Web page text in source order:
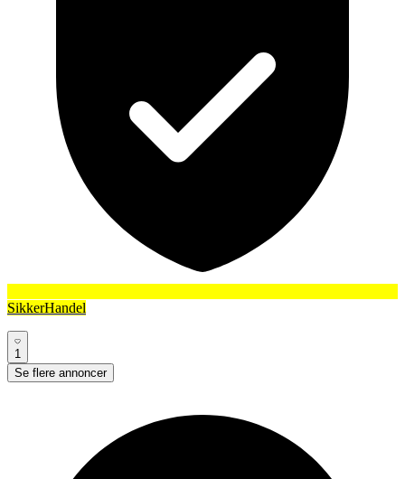
SikkerHandel
1
Se flere annoncer